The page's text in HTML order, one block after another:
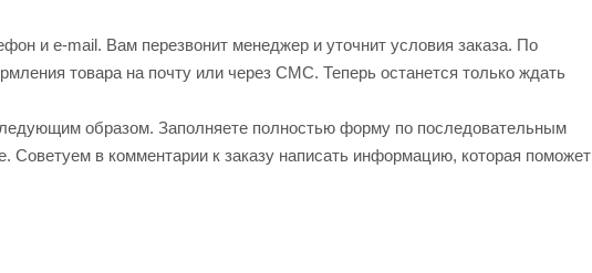
и e-mail. Вам перезвонит менеджер и уточнит условия заказа. По
товара на почту или через СМС. Теперь останется только ждать
образом. Заполняете полностью форму по последовательным
Советуем в комментарии к заказу написать информацию, которая поможет